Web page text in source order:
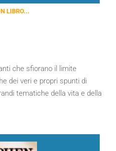
LIBRO...
che sfiorano il limite
dei veri e propri spunti di
tematiche della vita e della